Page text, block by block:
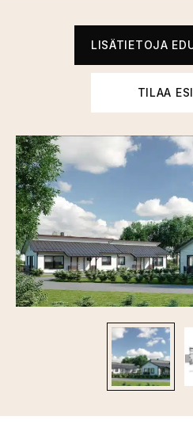
LISÄTIETOJA
TILAA